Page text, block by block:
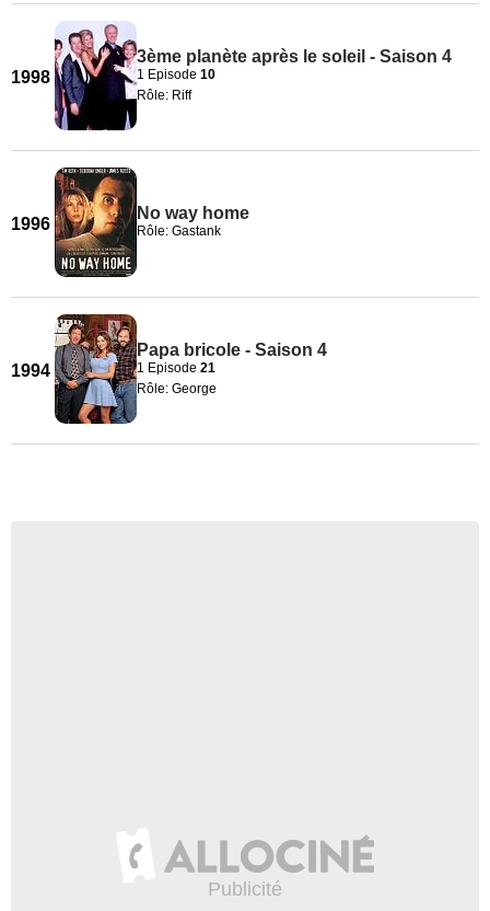
1998
3ème planète après le soleil - Saison 4
1 Episode 10
Rôle: Riff
1996
No way home
Rôle: Gastank
1994
Papa bricole - Saison 4
1 Episode 21
Rôle: George